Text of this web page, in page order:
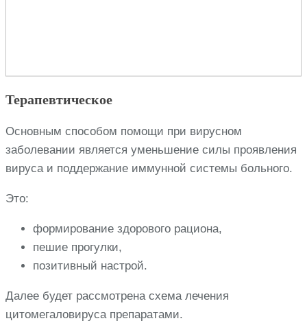
Терапевтическое
Основным способом помощи при вирусном
заболевании является уменьшение силы проявления
вируса и поддержание иммунной системы больного.
Это:
формирование здорового рациона,
пешие прогулки,
позитивный настрой.
Далее будет рассмотрена схема лечения
цитомегаловируса препаратами.